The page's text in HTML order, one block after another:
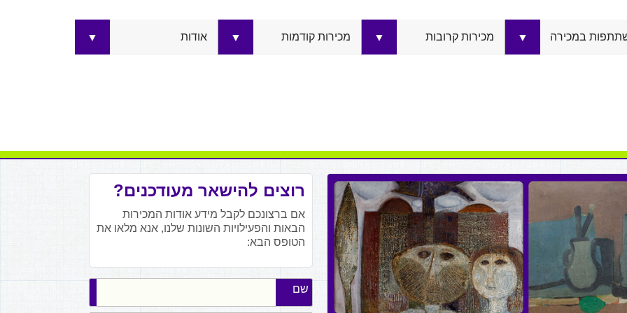
במכירה ▼ מכירות קרובות ▼ מכירות קודמות ▼ אודות ▼
רוצים להישאר מעודכנים?
אם ברצונכם לקבל מידע אודות המכירות
הבאות והפעילויות השונות שלנו, אנא מלאו את
הטופס הבא:
שם